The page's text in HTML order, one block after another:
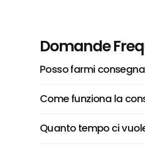
Domande
Posso farmi
Come funziona la
Quanto tempo ci